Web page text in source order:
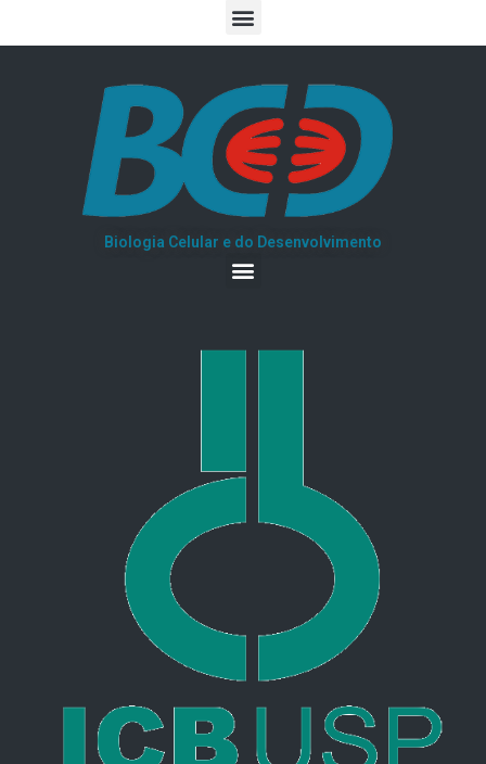
Biologia Celular e do Desenvolvimento